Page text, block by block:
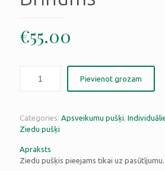
€55.00
Pievienot grozam
Categories: Apsveikumu pušķi
Ziedu pušķi
Apraksts
Ziedu pušķis pieejams tikai uz pasūtījumu.